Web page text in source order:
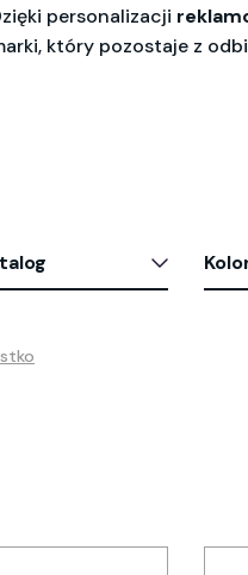
personalizacji
który pozostaje z